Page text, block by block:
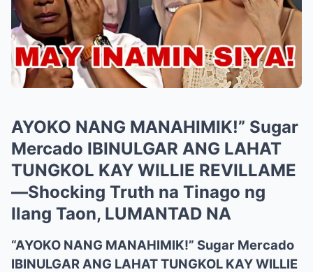
AYOKO NANG MANAHIMIK!” Sugar
Mercado IBINULGAR ANG LAHAT
TUNGKOL KAY WILLIE REVILLAME
—Shocking Truth na Tinago ng
Ilang Taon, LUMANTAD NA
“AYOKO NANG MANAHIMIK!” Sugar Mercado
IBINULGAR ANG LAHAT TUNGKOL KAY WILLIE